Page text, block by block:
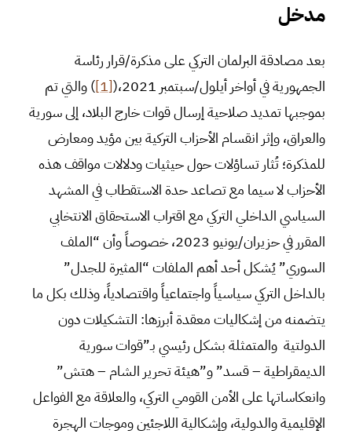
مدخل
بعد مصادقة البرلمان التركي على مذكرة/قرار رئاسة
الجمهورية في أواخر أيلول/سبتمبر 2021،(
[1]
) والتي تم
بموجبها تمديد صلاحية إرسال قوات خارج البلاد، إلى سورية
والعراق، وإثر انقسام الأحزاب التركية بين مؤيد ومعارض
للمذكرة؛ تُثار تساؤلات حول حيثيات ودلالات مواقف هذه
الأحزاب لا سيما مع تصاعد حدة الاستقطاب في المشهد
السياسي الداخلي التركي مع اقتراب الاستحقاق الانتخابي
المقرر في حزيران/يونيو 2023، خصوصاً وأن “الملف
السوري” يُشكل أحد أهم الملفات “المثيرة للجدل”
بالداخل التركي سياسياً واجتماعياً واقتصادياً، وذلك بكل ما
يتضمنه من إشكاليات معقدة أبرزها: التشكيلات دون
الدولتية والمتمثلة بشكل رئيسي بـ”قوات سورية
الديمقراطية – قسد” و”هيئة تحرير الشام – هتش”
وانعكاساتها على الأمن القومي التركي، والعلاقة مع الفواعل
الإقليمية والدولية، وإشكالية اللاجئين وموجات الهجرة